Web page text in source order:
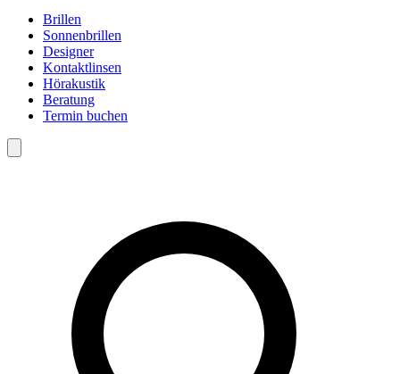
Brillen
Sonnenbrillen
Designer
Kontaktlinsen
Hörakustik
Beratung
Termin buchen